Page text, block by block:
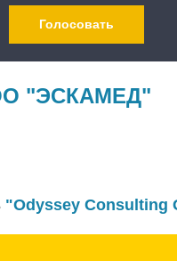
Голосовать
"ЭСКАМЕД"
"Odyssey Consulting